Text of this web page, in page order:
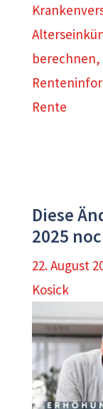
berechnen,
Rente
Diese
2025
22. August
Kosick